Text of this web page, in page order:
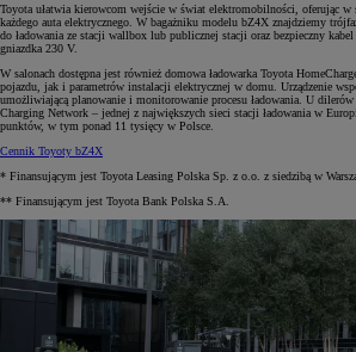
Toyota ułatwia kierowcom wejście w świat elektromobilności, oferując w
każdego auta elektrycznego. W bagażniku modelu bZ4X znajdziemy
do ładowania ze stacji wallbox lub publicznej stacji oraz bezpieczny
gniazdka 230 V.
W salonach dostępna jest również domowa ładowarka Toyota
pojazdu, jak i parametrów instalacji elektrycznej w domu. Urządzenie
umożliwiającą planowanie i monitorowanie procesu ładowania. U
Charging Network – jednej z największych sieci stacji ładowania w
punktów, w tym ponad 11 tysięcy w Polsce.
Cennik Toyoty bZ4X
* Finansującym jest Toyota Leasing Polska Sp. z o.o. z siedzibą w
** Finansującym jest Toyota Bank Polska S.A.